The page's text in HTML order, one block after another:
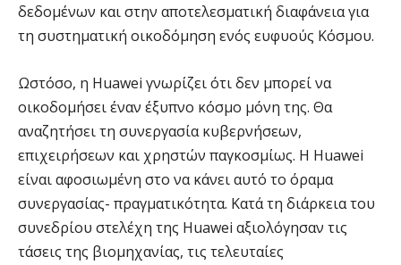
δεδομένων και στην αποτελεσματική διαφάνεια για
τη συστηματική οικοδόμηση ενός ευφυούς Κόσμου.
Ωστόσο, η Huawei γνωρίζει ότι δεν μπορεί να
οικοδομήσει έναν έξυπνο κόσμο μόνη της. Θα
αναζητήσει τη συνεργασία κυβερνήσεων,
επιχειρήσεων και χρηστών παγκοσμίως. Η Huawei
είναι αφοσιωμένη στο να κάνει αυτό το όραμα
συνεργασίας- πραγματικότητα. Κατά τη διάρκεια του
συνεδρίου στελέχη της Huawei αξιολόγησαν τις
τάσεις της βιομηχανίας, τις τελευταίες